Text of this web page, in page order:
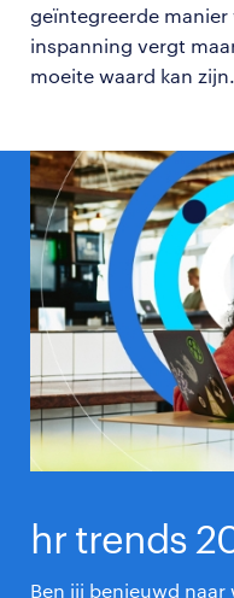
geïntegreerde
inspanning vergt
moeite waard kan zijn.
hr trends
Ben jij benieuwd